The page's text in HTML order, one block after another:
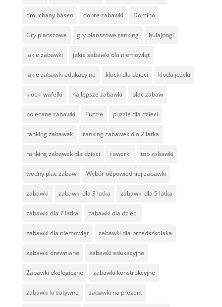
dmuchany basen dobre zabawki Domino
Gry planszowe gry planszowe ranking hulajnogi
jakie zabawki jakie zabawki dla niemowląt
jakie zabawki edukacyjne klocki dla dzieci klocki jeżyki
klocki wafelki najlepsze zabawki plac zabaw
polecane zabawki Puzzle puzzle dla dzieci
ranking zabawek ranking zabawek dla 2 latka
ranking zabawek dla dzieci rowerki top zabawki
wodny plac zabaw Wybór odpowiedniej zabawki
zabawki zabawki dla 3 latka zabawki dla 5 latka
zabawki dla 7 latka zabawki dla dzieci
zabawki dla niemowląt zabawki dla przedszkolaka
zabawki drewniane zabawki edukacyjne
Zabawki ekologiczne zabawki konstrukcyjne
zabawki kreatywne zabawki na prezent